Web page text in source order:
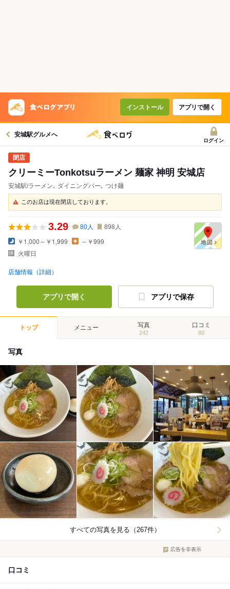
インストール アプリで開く
安城駅グルメへ
ログイン
クリーミーTonkotsuラーメン 麺家 神明 安城店
安城駅/ラーメン､ ダイニングバー､ つけ麺
このお店は現在閉店しております。
3.29 80人 898 人
￥1,000～￥1,999
～￥999
火曜日
店舗情報（詳細）
アプリで開く アプリで保存
トップ メニュー 写真
242
口コミ
80
写真
すべての写真を見る（267件）
広告を非表示
口コミ